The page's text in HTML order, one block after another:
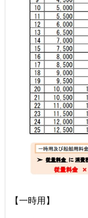
【一時用】